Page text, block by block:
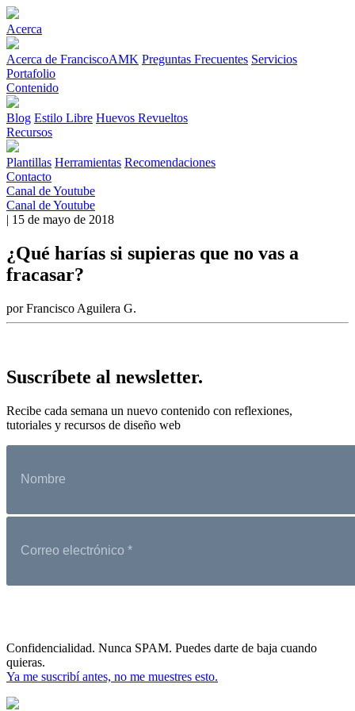
Acerca
Acerca de FranciscoAMK Preguntas Frecuentes Servicios
Portafolio
Contenido
Blog Estilo Libre Huevos Revueltos
Recursos
Plantillas Herramientas Recomendaciones
Contacto
Canal de Youtube
Canal de Youtube
| 15 de mayo de 2018
¿Qué harías si supieras que no vas a
fracasar?
por Francisco Aguilera G.
Suscríbete al newsletter.
Recibe cada semana un nuevo contenido con reflexiones,
tutoriales y recursos de diseño web
Confidencialidad. Nunca SPAM. Puedes darte de baja cuando
quieras.
Ya me suscribí antes, no me muestres esto.